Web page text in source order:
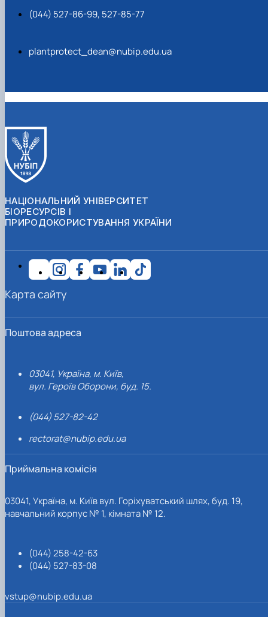
(044) 527-86-99, 527-85-77
plantprotect_dean@nubip.edu.ua
НАЦІОНАЛЬНИЙ УНІВЕРСИТЕТ
БІОРЕСУРСІВ І
ПРИРОДОКОРИСТУВАННЯ УКРАЇНИ
Поштова адреса
03041, Україна, м. Київ,
вул. Героїв Оборони, буд. 15.
(044) 527-82-42
rectorat@nubip.edu.ua
Приймальна комісія
03041, Україна, м. Київ вул. Горіхуватський шлях, буд. 19,
навчальний корпус № 1, кімната № 12.
(044) 258-42-63
(044) 527-83-08
vstup@nubip.edu.ua
Карта сайту